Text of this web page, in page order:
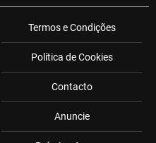
Termos e Condições
Política de Cookies
Contacto
Anuncie